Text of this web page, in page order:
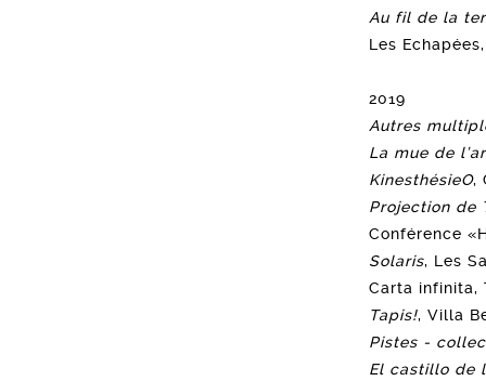
Au fil de la
Les
2019
Autres
La mue de
KinesthésieO,
Projection de
Conférence
Solaris, Les
Carta infinita,
Tapis!, Villa
Pistes -
El castillo de